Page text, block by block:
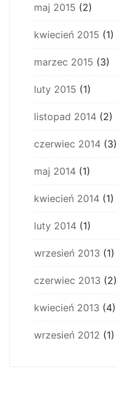
maj 2015 (2)
kwiecień 2015 (1)
marzec 2015 (3)
luty 2015 (1)
listopad 2014 (2)
czerwiec 2014 (3)
maj 2014 (1)
kwiecień 2014 (1)
luty 2014 (1)
wrzesień 2013 (1)
czerwiec 2013 (2)
kwiecień 2013 (4)
wrzesień 2012 (1)